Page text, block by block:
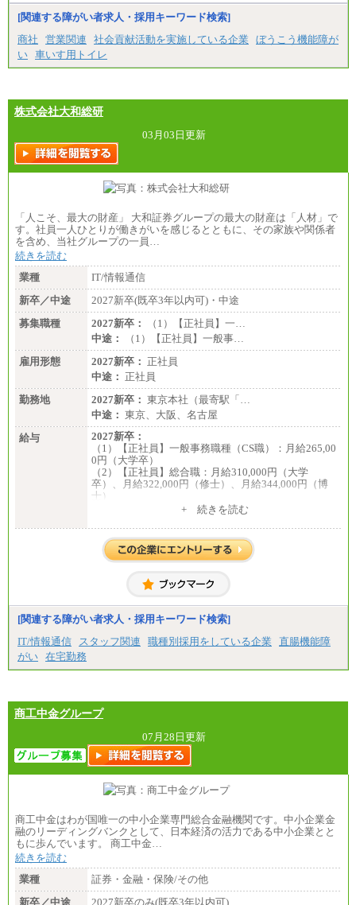
[関連する障がい者求人・採用キーワード検索]
商社
営業関連 社会貢献活動を実施している企業
ぼうこう機能障が
い 車いす用トイレ
株式会社大和総研
03月03日更新
「人こそ、最大の財産」 大和証券グループの最大の財産は「人材」で
す。社員一人ひとりが働きがいを感じるとともに、その家族や関係者
を含め、当社グループの一員…
続きを読む
業種
IT/情報通信
新卒／中途
2027新卒(既卒3年以内可)・中途
募集職種
2027新卒：
（1）【正社員】一…
中途：
（1）【正社員】一般事…
雇用形態
2027新卒： 正社員
中途： 正社員
勤務地
2027新卒： 東京本社（最寄駅「…
中途： 東京、大阪、名古屋
給与
2027新卒：
（1）【正社員】一般事務職種（CS職）：月給265,00
0円（大学卒）
（2）【正社員】総合職：月給310,000円（大学
卒）、月給322,000円（修士）、月給344,000円（博
士）
いません。
※一般事務職種（CS職）の大学院修了者は大学卒の
金額を最低額とし、
たします。
下記は新卒採用の給与です。経験者採用の場合、下
記を再下限としてご経験に応じた金額となります。
（1）【正社員】一般事務職種（CS職）：月給255,00
+ 続きを読む
[関連する障がい者求人・採用キーワード検索]
IT/情報通信
スタッフ関連 職種別採用をしている企業
直腸機能障
がい 在宅勤務
商工中金グループ
07月28日更新
商工中金はわが国唯一の中小企業専門総合金融機関です。中小企業金
融のリーディングバンクとして、日本経済の活力である中小企業とと
もに歩んでいます。 商工中金…
続きを読む
業種
証券・金融・保険/その他
新卒／中途
2027新卒のみ(既卒3年以内可)